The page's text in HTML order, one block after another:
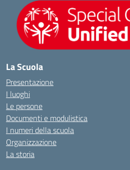
La Scuola
Presentazione
I luoghi
Le persone
Documenti e modulistica
I numeri della scuola
Organizzazione
La storia